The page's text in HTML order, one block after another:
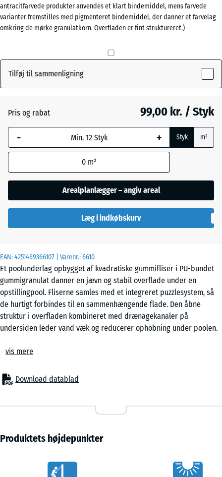
EAN:4251469366107 | Varenr.:6610
Et poolunderlag opbygget af kvadratiske gummifliser i PU-bundet
gummigranulat danner en jævn og stabil overflade under en
opstillingpool. Fliserne samles med et integreret puzzlesystem, så
de hurtigt forbindes til en sammenhængende flade. Den åbne
struktur i overfladen kombineret med drænagekanaler på
undersiden leder vand væk og reducerer ophobning under poolen.
Fliserne kobles præcist sammen via et gennemgående låsesystem
normalt ikke behov for kantafgrænsning. Resultatet er en ensartet
flade, som bliver liggende stabilt under belastning fra vand og
Poolunderlaget kan etableres på faste og bæredygtige underlag.
Egnede bærelag omfatter beton, asfalt, brolægning eller et
stabilt udgangspunkt. Bløde eller ujævne underlag som græs eller
vis mere
Download datablad
Antracit - 4,00 kr.
540
x
30
Den valgte,
blåmarkerede
behovsberegningen
(medmindre andet
x
x 3
cm
50
x
50
x 4
cm
0,25
+ 28,00 kr.
antracitfarvede produkter anvendes et klart bindemiddel, mens farvede
varianter fremstilles med pigmenteret bindemiddel, der danner et farvelag
omkring de mørke granulatkorn. Overfladen er fint struktureret.)
Tilføj til sammenligning
Pris og rabat 99,00 kr. / Styk
- + Styk m²
0 m²
Arealplanlægger – angiv areal
Læg i indkøbskurv
Produktets højdepunkter